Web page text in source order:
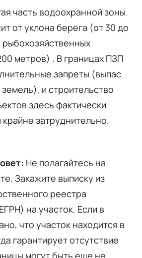
часть водоохранной зоны.
от уклона берега (от 30 до
рыбохозяйственных
метров) . В границах ПЗП
запреты (выпас
и строительство
здесь фактически
затруднительно.
Не полагайтесь на
Закажите выписку из
реестра
на участок. Если в
что участок находится в
гарантирует отсутствие
могут быть еще не